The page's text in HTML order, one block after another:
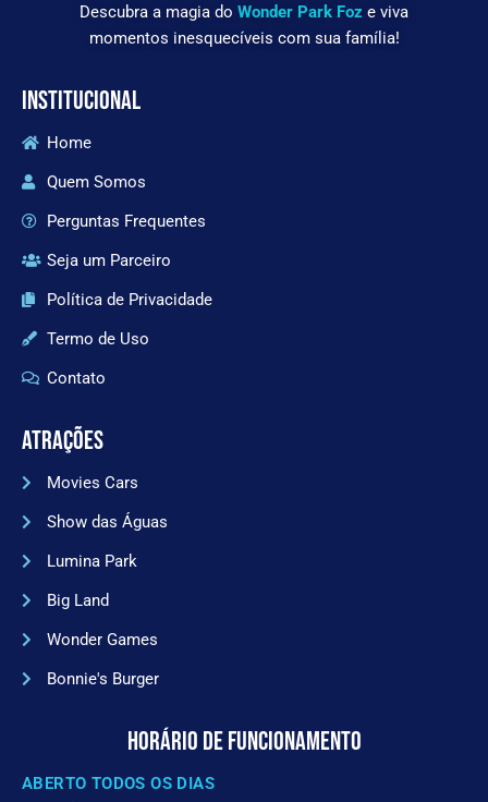
Descubra a magia do Wonder Park Foz e viva
momentos inesquecíveis com sua família!
INSTITUCIONAL
Home
Quem Somos
Perguntas Frequentes
Seja um Parceiro
Política de Privacidade
Termo de Uso
Contato
ATRAÇÕES
Movies Cars
Show das Águas
Lumina Park
Big Land
Wonder Games
Bonnie's Burger
HORÁRIO DE FUNCIONAMENTO
ABERTO TODOS OS DIAS